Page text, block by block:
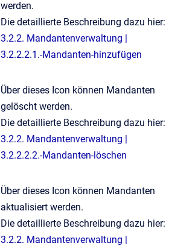
werden.
Die detaillierte Beschreibung dazu hier:
3.2.2. Mandantenverwaltung |
3.2.2.2.1.-Mandanten-hinzufügen
Über dieses Icon können Mandanten
gelöscht werden.
Die detaillierte Beschreibung dazu hier:
3.2.2. Mandantenverwaltung |
3.2.2.2.2.-Mandanten-löschen
Über dieses Icon können Mandanten
aktualisiert werden.
Die detaillierte Beschreibung dazu hier:
3.2.2. Mandantenverwaltung |